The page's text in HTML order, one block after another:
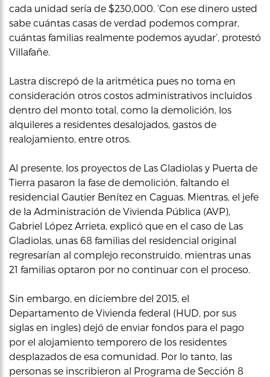
cada unidad sería de $230,000. ‘Con ese dinero usted
sabe cuántas casas de verdad podemos comprar,
cuántas familias realmente podemos ayudar’, protestó
Villafañe.
Lastra discrepó de la aritmética pues no toma en
consideración otros costos administrativos incluidos
dentro del monto total, como la demolición, los
alquileres a residentes desalojados, gastos de
realojamiento, entre otros.
Al presente, los proyectos de Las Gladiolas y Puerta de
Tierra pasaron la fase de demolición, faltando el
residencial Gautier Benítez en Caguas. Mientras, el jefe
de la Administración de Vivienda Pública (AVP),
Gabriel López Arrieta, explicó que en el caso de Las
Gladiolas, unas 68 familias del residencial original
regresarían al complejo reconstruido, mientras unas
21 familias optaron por no continuar con el proceso.
Sin embargo, en diciembre del 2015, el
Departamento de Vivienda federal (HUD, por sus
siglas en ingles) dejó de enviar fondos para el pago
por el alojamiento temporero de los residentes
desplazados de esa comunidad. Por lo tanto, las
personas se inscribieron al Programa de Sección 8